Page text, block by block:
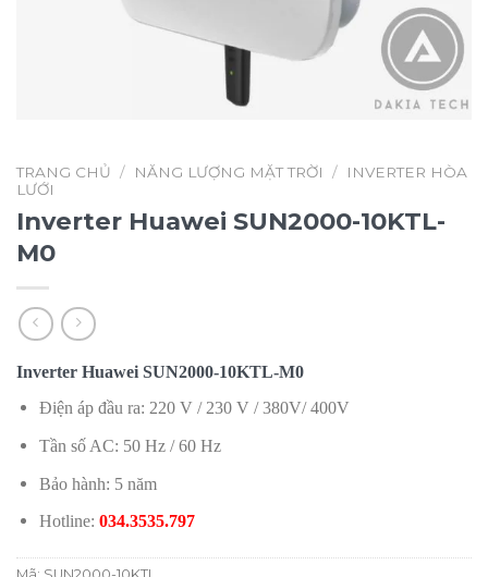
TRANG CHỦ / NĂNG LƯỢNG MẶT TRỜI /
INVERTER HÒA
LƯỚI
Inverter Huawei SUN2000-10KTL-
M0
Inverter Huawei SUN2000-10KTL-M0
Điện áp đầu ra: 220 V / 230 V / 380V/ 400V
Tần số AC: 50 Hz / 60 Hz
Bảo hành: 5 năm
Hotline: 034.3535.797